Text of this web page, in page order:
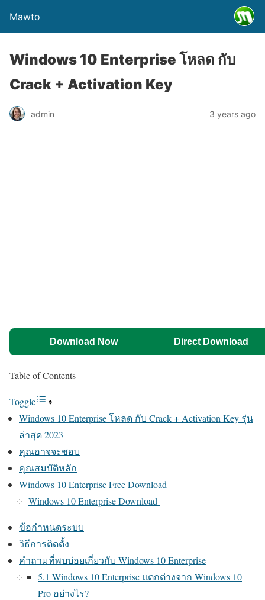
Mawto
Windows 10 Enterprise โหลด กับ
Crack + Activation Key
admin 3 years ago
Download Now Direct Download
Table of Contents
Toggle
Windows 10 Enterprise โหลด กับ Crack + Activation Key รุ่น
ล่าสุด 2023
คุณอาจจะชอบ
คุณสมบัติหลัก
Windows 10 Enterprise Free Download
Windows 10 Enterprise Download
ข้อกำหนดระบบ
วิธีการติดตั้ง
คำถามที่พบบ่อยเกี่ยวกับ Windows 10 Enterprise
5.1 Windows 10 Enterprise แตกต่างจาก Windows 10
Pro อย่างไร?